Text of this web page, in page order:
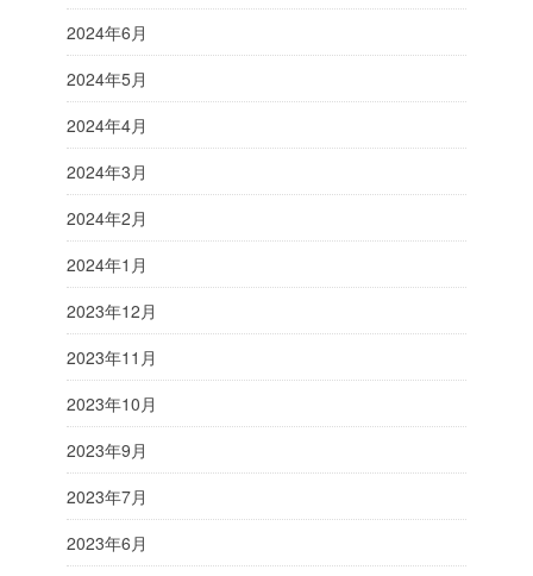
2024年6月
2024年5月
2024年4月
2024年3月
2024年2月
2024年1月
2023年12月
2023年11月
2023年10月
2023年9月
2023年7月
2023年6月